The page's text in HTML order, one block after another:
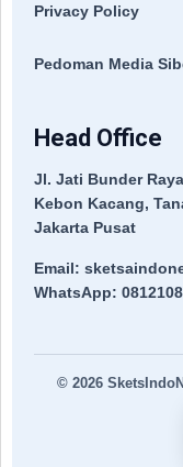
Privacy Policy
Pedoman Media
Head Office
Jl. Jati Bunder
Kebon Kacang,
Jakarta Pusat
Email:
WhatsApp:
© 2026